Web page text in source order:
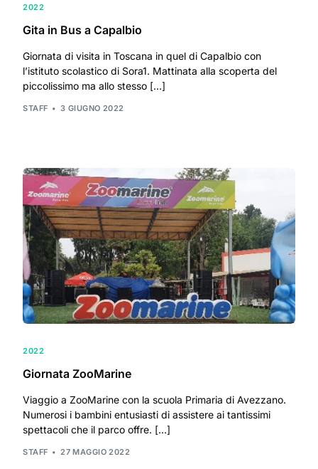
2022
Gita in Bus a Capalbio
Giornata di visita in Toscana in quel di Capalbio con
l’istituto scolastico di Sora1. Mattinata alla scoperta del
piccolissimo ma allo stesso […]
STAFF 3 GIUGNO 2022
2022
Giornata ZooMarine
Viaggio a ZooMarine con la scuola Primaria di Avezzano.
Numerosi i bambini entusiasti di assistere ai tantissimi
spettacoli che il parco offre. […]
STAFF 27 MAGGIO 2022